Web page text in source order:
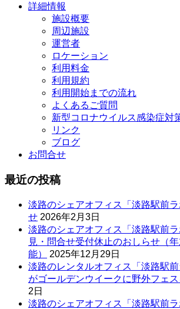
詳細情報
施設概要
周辺施設
運営者
ロケーション
利用料金
利用規約
利用開始までの流れ
よくあるご質問
新型コロナウイルス感染症対
リンク
ブログ
お問合せ
最近の投稿
淡路のシェアオフィス「淡路駅前
せ 2026年2月3日
淡路のシェアオフィス「淡路駅前
見・問合せ受付休止のおしらせ（
能）
2025年12月29日
淡路のレンタルオフィス「淡路駅
がゴールデンウイークに野外フェ
2日
淡路のシェアオフィス「淡路駅前